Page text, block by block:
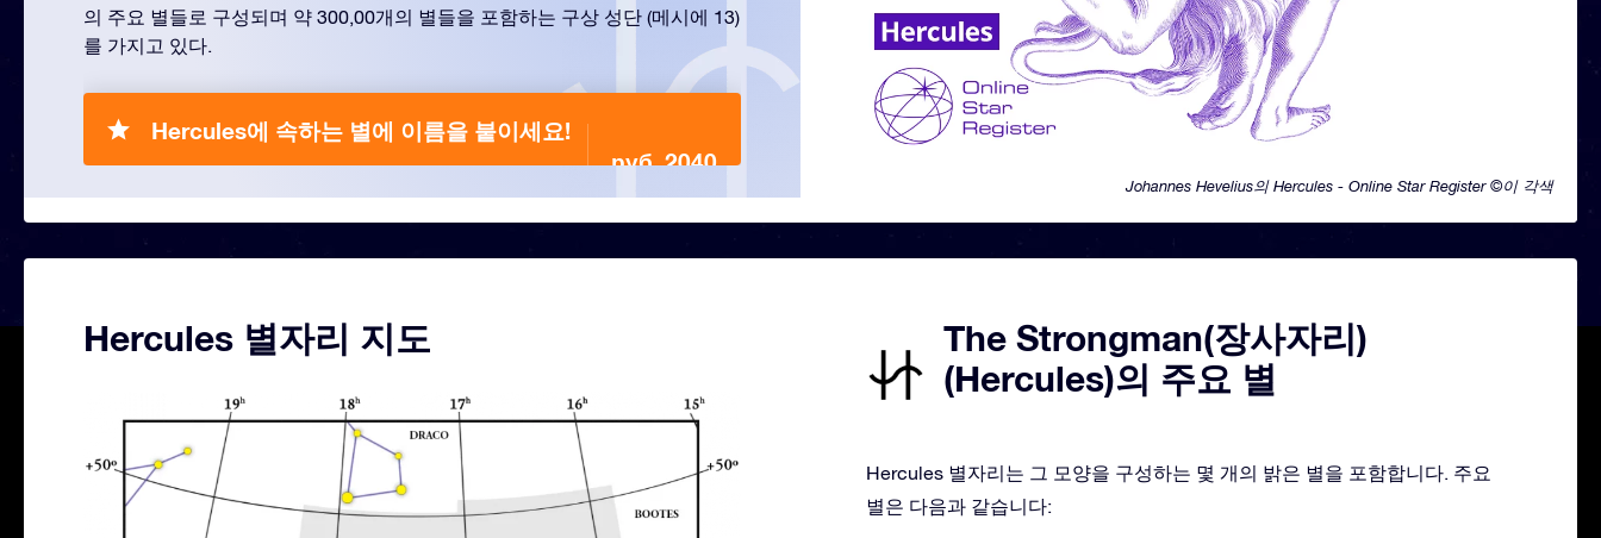
Johannes Hevelius의 Hercules - Online Star Register ©이 각색
의 주요 별들로 구성되며 약 300,00개의 별들을 포함하는 구상 성단 (메시에 13)
를 가지고 있다.
Hercules에 속하는 별에 이름을 붙이세요!
руб. 2040
Hercules 별자리 지도
The Strongman(장사자리)
(Hercules)의 주요 별
Hercules 별자리는 그 모양을 구성하는 몇 개의 밝은 별을 포함합니다. 주요
별은 다음과 같습니다: